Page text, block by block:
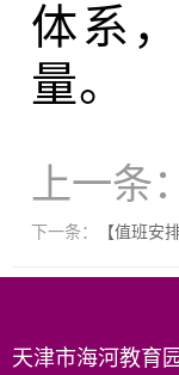
体系
量。
上一条：
下一条： 【值班安
天津市海河教育